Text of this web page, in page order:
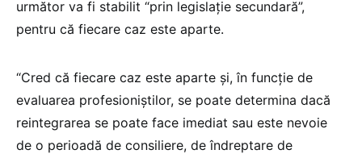
următor va fi stabilit “prin legislaţie secundară”,
pentru că fiecare caz este aparte.
“Cred că fiecare caz este aparte şi, în funcţie de
evaluarea profesioniştilor, se poate determina dacă
reintegrarea se poate face imediat sau este nevoie
de o perioadă de consiliere, de îndreptare de